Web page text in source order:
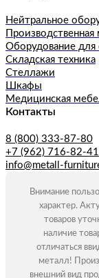
Нейтральное
Производственная
Оборудование для
Складская техника
Стеллажи
Шкафы
Медицинская
Контакты
8 (800) 333-87-80
+7 (962) 716-82-41
info@metall-
Внимание
характер.
товаров
наличие
отличаться
металл!
внешний вид